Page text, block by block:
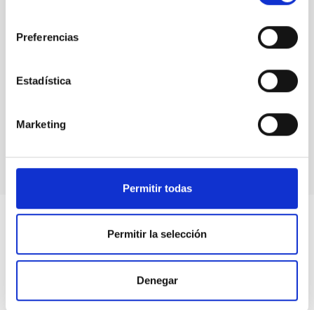
Preferencias
Estadística
Marketing
Permitir todas
Permitir la selección
Denegar